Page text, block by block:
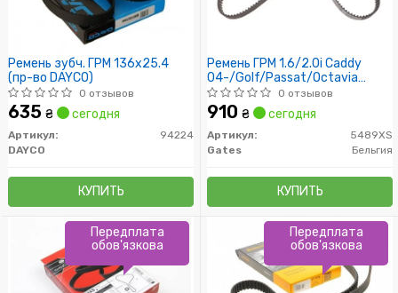
Ремень зубч. ГРМ 136x25.4
(пр-во DAYCO)
0 отзывов
635 ₴ сегодня
Артикул:
94224
DAYCO
КУПИТЬ
Ремень ГРМ 1.6/2.0i Caddy
04-/Golf/Passat/Octavia
97-/Jetta 05-0 отзывов
910 ₴ сегодня
Артикул:
5489XS
Gates
Бельгия
КУПИТЬ
Передплата
обов'язкова
Передплата
обов'язкова